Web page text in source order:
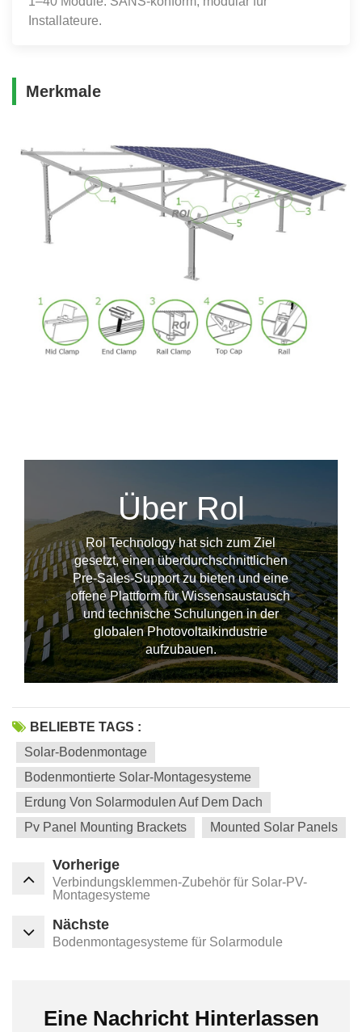
Installateure.
Merkmale
Über Rol
Rol Technology hat sich zum Ziel
gesetzt, einen überdurchschnittlichen
Pre-Sales-Support zu bieten und eine
offene Plattform für Wissensaustausch
und technische Schulungen in der
globalen Photovoltaikindustrie
aufzubauen.
--------------占位---------------
BELIEBTE TAGS :
Solar-Bodenmontage
Bodenmontierte Solar-Montagesysteme
Erdung Von Solarmodulen Auf Dem Dach
Pv Panel Mounting Brackets
Mounted Solar Panels
Vorherige
Verbindungsklemmen-Zubehör für Solar-PV-
Montagesysteme
Nächste
Bodenmontagesysteme für Solarmodule
Eine Nachricht Hinterlassen